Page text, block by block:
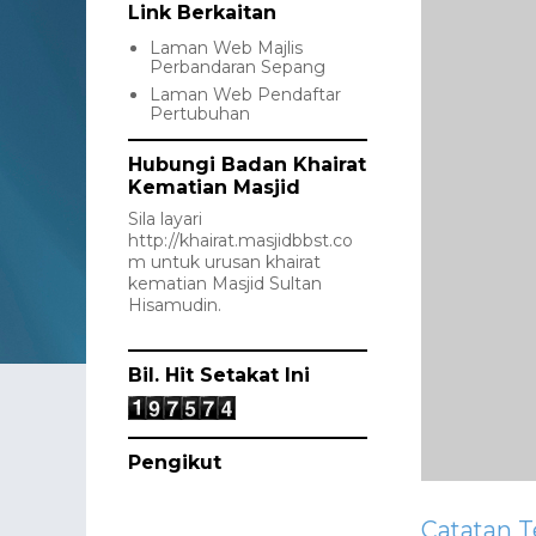
Catatan
Link Berkaitan
Laman Web Majlis
Perbandaran Sepang
Laman Web Pendaftar
Pertubuhan
Hubungi Badan Khairat
Kematian Masjid
Sila layari
http://khairat.masjidbbst.co
m untuk urusan khairat
kematian Masjid Sultan
Hisamudin.
Bil. Hit Setakat Ini
Pengikut